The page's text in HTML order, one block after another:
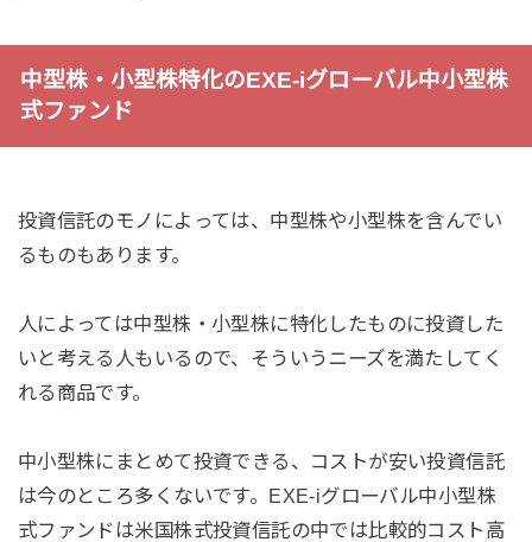
中型株・小型株特化のEXE-iグローバル中小型株
式ファンド
投資信託のモノによっては、中型株や小型株を含んでい
るものもあります。
人によっては中型株・小型株に特化したものに投資した
いと考える人もいるので、そういうニーズを満たしてく
れる商品です。
中小型株にまとめて投資できる、コストが安い投資信託
は今のところ多くないです。EXE-iグローバル中小型株
式ファンドは米国株式投資信託の中では比較的コスト高